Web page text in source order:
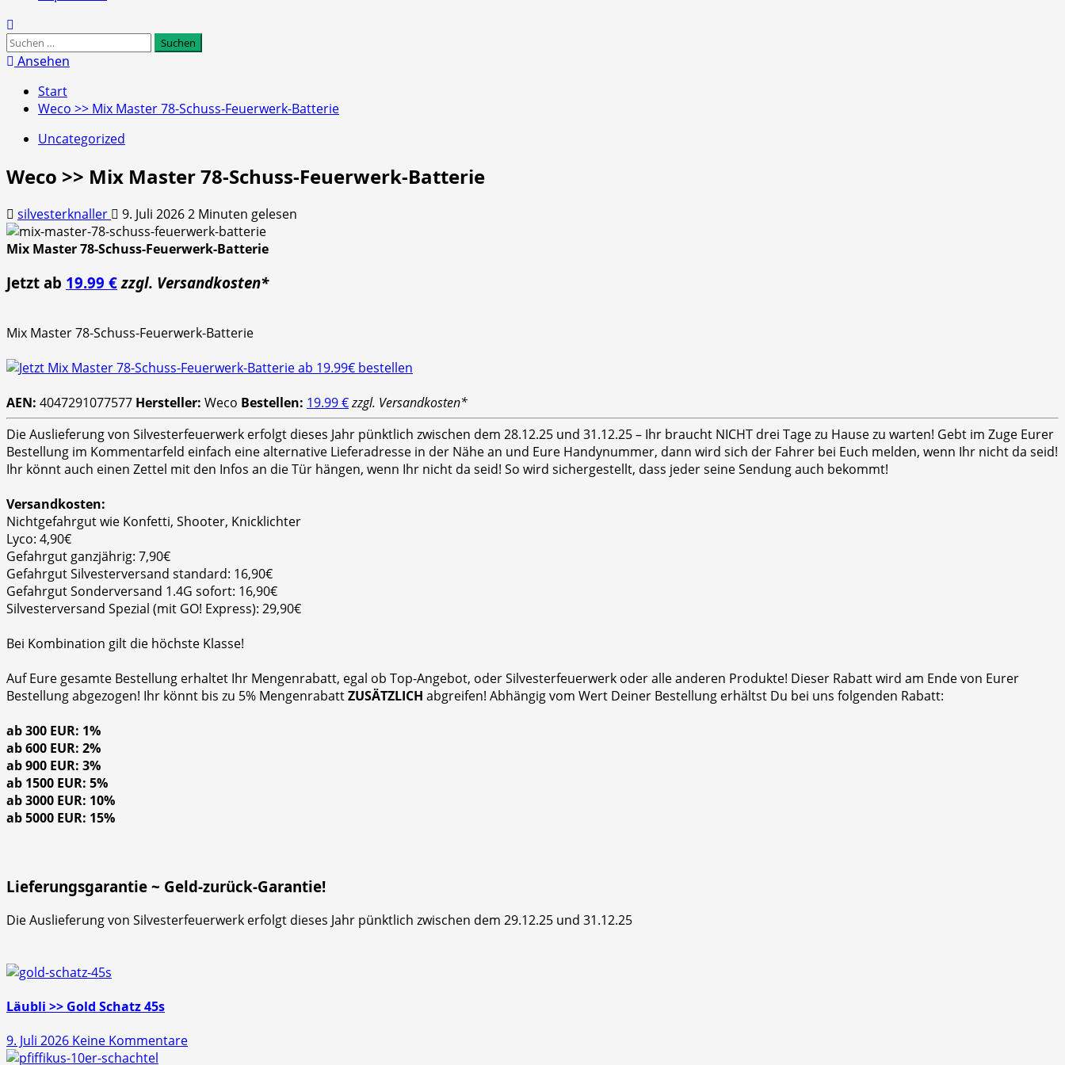
Suchen
nach:
Ansehen
Start
Weco >> Mix Master 78-Schuss-Feuerwerk-Batterie
Uncategorized
Weco >> Mix Master 78-Schuss-Feuerwerk-Batterie
silvesterknaller 9. Juli 20262 Minuten gelesen
Mix Master 78-Schuss-Feuerwerk-Batterie
Jetzt ab 19.99 € zzgl. Versandkosten*
Mix Master 78-Schuss-Feuerwerk-Batterie
AEN: 4047291077577 Hersteller: Weco Bestellen: 19.99 €zzgl. Versandkosten*
Die Auslieferung von Silvesterfeuerwerk erfolgt dieses Jahr pünktlich zwischen dem 28.12.25 und 31.12.25 – Ihr braucht NICHT drei Tage zu Hause zu warten! Gebt im Zuge Eurer
Bestellung im Kommentarfeld einfach eine alternative Lieferadresse in der Nähe an und Eure Handynummer, dann wird sich der Fahrer bei Euch melden, wenn Ihr nicht da seid!
Ihr könnt auch einen Zettel mit den Infos an die Tür hängen, wenn Ihr nicht da seid! So wird sichergestellt, dass jeder seine Sendung auch bekommt!
Versandkosten:
Nichtgefahrgut wie Konfetti, Shooter, Knicklichter
Lyco: 4,90€
Gefahrgut ganzjährig: 7,90€
Gefahrgut Silvesterversand standard: 16,90€
Gefahrgut Sonderversand 1.4G sofort: 16,90€
Silvesterversand Spezial (mit GO! Express): 29,90€
Bei Kombination gilt die höchste Klasse!
Auf Eure gesamte Bestellung erhaltet Ihr Mengenrabatt, egal ob Top-Angebot, oder Silvesterfeuerwerk oder alle anderen Produkte! Dieser Rabatt wird am Ende von Eurer
Bestellung abgezogen! Ihr könnt bis zu 5% MengenrabattZUSÄTZLICH abgreifen! Abhängig vom Wert Deiner Bestellung erhältst Du bei uns folgenden Rabatt:
ab 300 EUR: 1%
ab 600 EUR: 2%
ab 900 EUR: 3%
ab 1500 EUR: 5%
ab 3000 EUR: 10%
ab 5000 EUR: 15%
Lieferungsgarantie ~ Geld-zurück-Garantie!
Die Auslieferung von Silvesterfeuerwerk erfolgt dieses Jahr pünktlich zwischen dem 29.12.25 und 31.12.25
Läubli >> Gold Schatz 45s
9. Juli 2026 Keine Kommentarezu